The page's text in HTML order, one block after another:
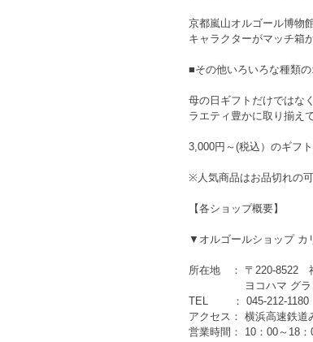
京都嵐山オルゴール博物
キャラクターがマッチ箱
■その他いろいろな種類
母の日ギフトだけではな
ラエティ豊かに取り揃え
3,000円～(税込）のギフ
※人気商品はお品切れの
【各ショップ概要】
▼オルゴールショップ カ
所在地 ： 〒220-8522
ヨコハマ グランド
TEL ： 045-212-1180
アクセス： 横浜高速鉄道
営業時間： 10：00～18：